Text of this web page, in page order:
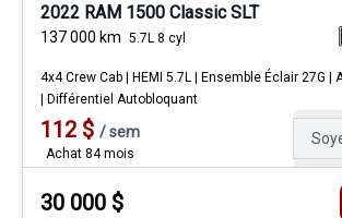
2022 RAM 1500 Classic SLT
137 000 km 5.7L 8 cyl
4x4 Crew Cab | HEMI 5.7L | Ensemble Éclair 27G |
| Différentiel Autobloquant
112 $ /sem
Achat 84 mois
30 000 $